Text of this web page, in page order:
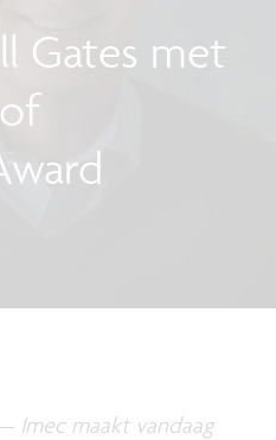
Gates met
Imec maakt vandaag